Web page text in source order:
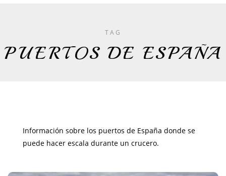
TAG
PUERTOS DE ESPAÑA
Información sobre los puertos de España donde se
puede hacer escala durante un crucero.